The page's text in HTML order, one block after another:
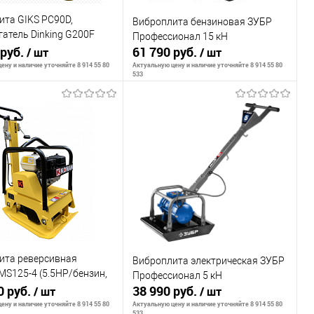
GIKS PC90D,
Dinking G200F
/ шт
и наличие уточняйте 8 914 55 80
В корзину
В наличии
Виброплита бензиновая ЗУБР
Профессионал 15 кН
61 790 руб./ шт
Актуальную цену и наличие уточняйте 8 914 55 80
533
Сообщить о наличии
В избранное
реверсивная
4 (5.5HP/бензин,
126кг)
руб. / шт
и наличие уточняйте 8 914 55 80
Виброплита электрическая ЗУБР
Профессионал 5 кН
38 990 руб./ шт
Актуальную цену и наличие уточняйте 8 914 55 80